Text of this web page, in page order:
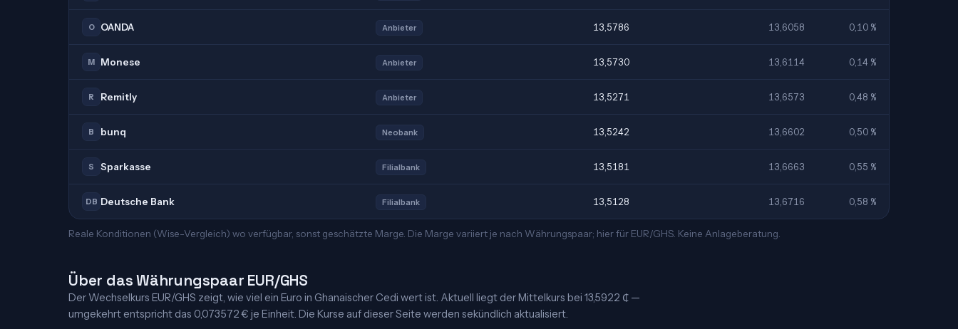
O OANDA Anbieter 13,5786 13,6058 0,10 %
M Monese Anbieter 13,5730 13,6114 0,14 %
R Remitly Anbieter 13,5271 13,6573 0,48 %
B bunq Neobank 13,5242 13,6602 0,50 %
S Sparkasse Filialbank 13,5181 13,6663 0,55 %
DB Deutsche Bank Filialbank 13,5128 13,6716 0,58 %
Reale Konditionen (Wise-Vergleich) wo verfügbar, sonst geschätzte Marge. Die Marge variiert je nach Währungspaar; hier für EUR/GHS. Keine Anlageberatung.
Über das Währungspaar EUR/GHS
Der Wechselkurs EUR/GHS zeigt, wie viel ein Euro in Ghanaischer Cedi wert ist. Aktuell liegt der Mittelkurs bei 13,5922 ₵ —
umgekehrt entspricht das 0,073572 € je Einheit. Die Kurse auf dieser Seite werden sekündlich aktualisiert.